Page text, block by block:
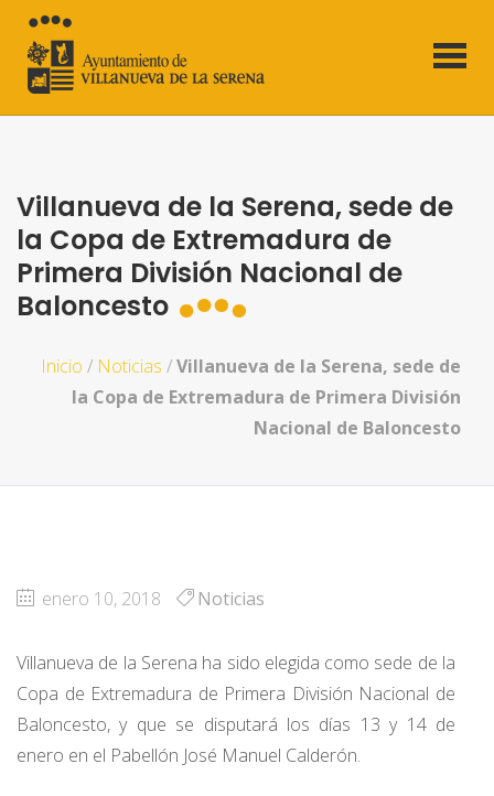
Villanueva de la Serena, sede de
la Copa de Extremadura de
Primera División Nacional de
Baloncesto
Inicio / Noticias /Villanueva de la Serena, sede de
la Copa de Extremadura de Primera División
Nacional de Baloncesto
enero 10, 2018 Noticias
Villanueva de la Serena ha sido elegida como sede de la
Copa de Extremadura de Primera División Nacional de
Baloncesto, y que se disputará los días 13 y 14 de
enero en el Pabellón José Manuel Calderón.